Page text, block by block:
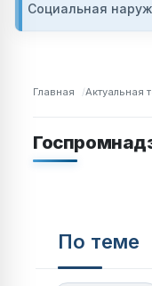
Социальная
Главная Актуальная
По теме